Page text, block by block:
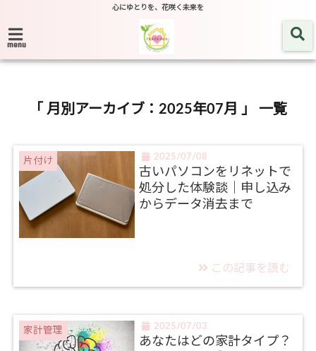
心にゆとりを、花咲く未来を
menu
「 月別アーカイブ：2025年07月 」 一覧
片付け 2025/07/08
古いパソコンをリネットで
処分した体験談｜申し込み
からデータ消去まで
この記事を読む
家計管理 2025/07/03
あなたはどの家計タイプ？